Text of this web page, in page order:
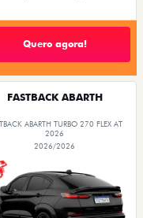
Quero agora!
FASTBACK ABARTH
ABARTH TURBO 270 FLEX AT
2026
2026/2026